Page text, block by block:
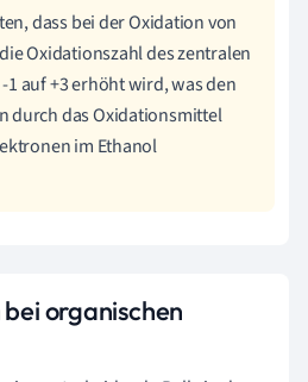
dass bei der Oxidation von
Oxidationszahl des zentralen
auf +3 erhöht wird, was den
durch das Oxidationsmittel
im Ethanol
organischen